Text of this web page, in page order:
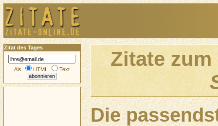
Zitate
Die
Zitat des Tages
Als HTML Text